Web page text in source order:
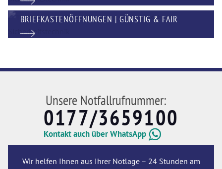
BRIEFKASTENÖFFNUNGEN | GÜNSTIG & FAIR
Unsere Notfallrufnummer:
0177/3659100
Kontakt auch über WhatsApp
Wir helfen Ihnen aus Ihrer Notlage – 24 Stunden am